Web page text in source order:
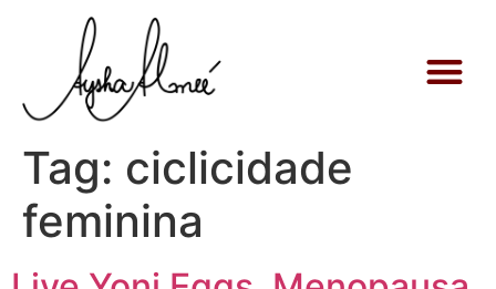
Tag: ciclicidade
feminina